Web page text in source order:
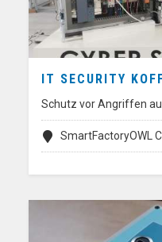
IT SECURITY
Schutz vor Angriffen
SmartFactoryOWL